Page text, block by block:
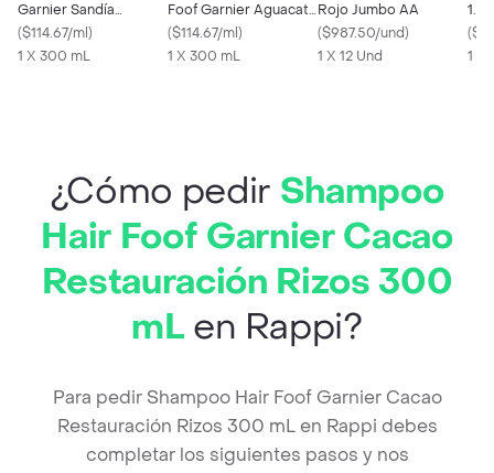
Garnier Sandía
Revitalización 300 mL
($114.67/ml)
1 X 300 mL
Foof Garnier Aguacate
Nutrición 300 mL
($114.67/ml)
1 X 300 mL
Rojo Jumbo AA
($987.50/und)
1 X 12 Und
1.5 l
(
1 X
¿Cómo pedir Shampoo
Hair Foof Garnier Cacao
Restauración Rizos 300
mL en Rappi?
Para pedir Shampoo Hair Foof Garnier Cacao
Restauración Rizos 300 mL en Rappi debes
completar los siguientes pasos y nos